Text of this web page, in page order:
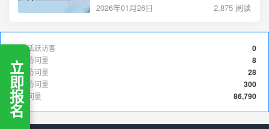
立即报名
2026年01月26日 2,875 阅读
0
最近活跃访客
8
今日访问量
28
昨日访问量
300
本月访问量
86,790
总访问量